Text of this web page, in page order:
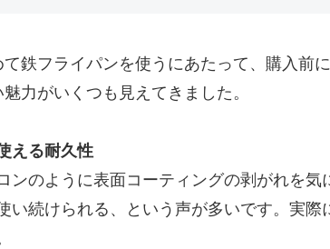
鉄フライパンを使うにあたって、購入前
力がいくつも見えてきました。
える耐久性
ンのように表面コーティングの剥がれを
い続けられる、という声が多いです。実